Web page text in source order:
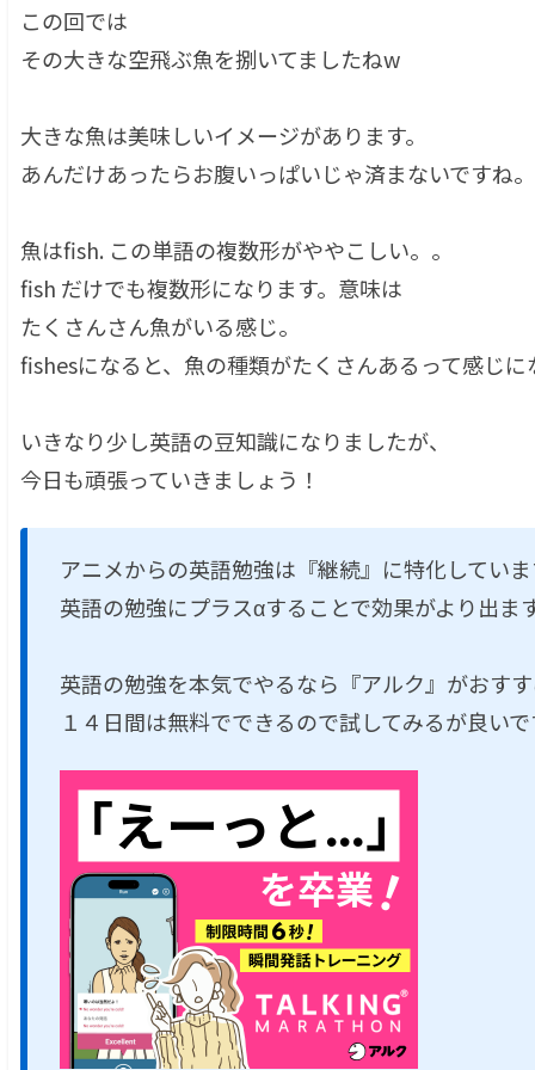
この回では
その大きな空飛ぶ魚を捌いてましたねw
大きな魚は美味しいイメージがあります。
あんだけあったらお腹いっぱいじゃ済まないですね。
魚はfish. この単語の複数形がややこしい。。
fish だけでも複数形になります。意味は
たくさんさん魚がいる感じ。
fishesになると、魚の種類がたくさんあるって感じに
いきなり少し英語の豆知識になりましたが、
今日も頑張っていきましょう！
アニメからの英語勉強は『継続』に特化していま
英語の勉強にプラスαすることで効果がより出ます
英語の勉強を本気でやるなら『アルク』がおすす
１４日間は無料でできるので試してみるが良いで